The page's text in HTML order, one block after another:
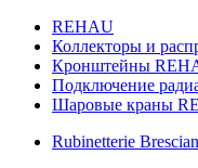
REHAU
Коллекторы и
Кронштейны
Подключение
Шаровые краны
Rubinetterie